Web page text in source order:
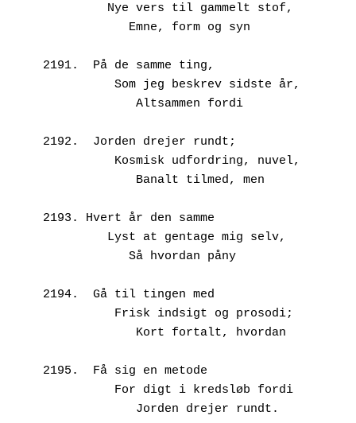
         Nye vers til gammelt stof,
            Emne, form og syn
2191.  På de samme ting,
          Som jeg beskrev sidste år,
             Altsammen fordi
2192.  Jorden drejer rundt;
          Kosmisk udfordring, nuvel,
             Banalt tilmed, men
2193. Hvert år den samme
         Lyst at gentage mig selv,
            Så hvordan påny
2194.  Gå til tingen med
          Frisk indsigt og prosodi;
             Kort fortalt, hvordan
2195.  Få sig en metode
          For digt i kredsløb fordi
             Jorden drejer rundt.